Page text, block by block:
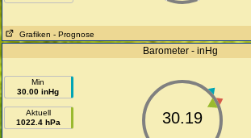
Grafiken - Prognose
Barometer - inHg
Min
30.00 inHg
Aktuell
1022.4 hPa
30.19